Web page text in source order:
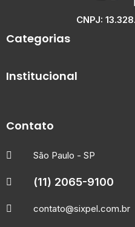
CNPJ:
Categorias
Institucional
Contato
São Paulo - SP
(11) 2065-9100
contato@sixpel.com.br